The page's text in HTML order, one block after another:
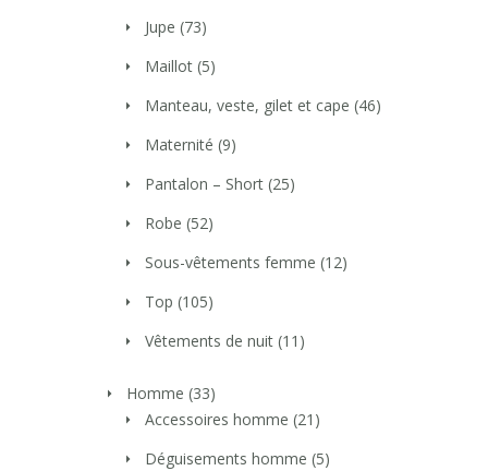
Jupe (73)
Maillot (5)
Manteau, veste, gilet et cape (46)
Maternité (9)
Pantalon – Short (25)
Robe (52)
Sous-vêtements femme (12)
Top (105)
Vêtements de nuit (11)
Homme (33)
Accessoires homme (21)
Déguisements homme (5)